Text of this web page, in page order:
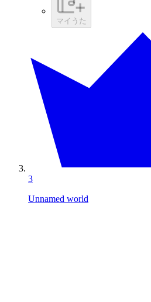
マイうた
3
Unnamed world